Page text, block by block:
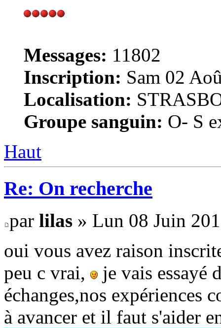
Messages: 11802
Inscription: Sam 02
Localisation:
Groupe sanguin: O- S
Haut
Re: On recherche
par lilas » Lun 08 Juin
oui vous avez raison
peu c vrai,
je vais essayé
échanges,nos expériences
à avancer et il faut s'aider